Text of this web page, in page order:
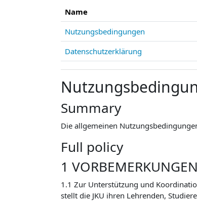
Name
Nutzungsbedingungen
Datenschutzerklärung
Summary
Die allgemeinen
Full policy
1 VORBEMERKUNGEN
1.1 Zur Unterstützung und
stellt die JKU ihren Lehrenden,